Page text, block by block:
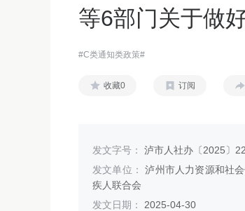
等6部门关于做
#C类通知类政策#
收藏0 订阅
发文字号： 泸市人社办〔2025〕
发文单位：泸州市人力资源和社
疾人联合会
发文日期： 2025-04-30